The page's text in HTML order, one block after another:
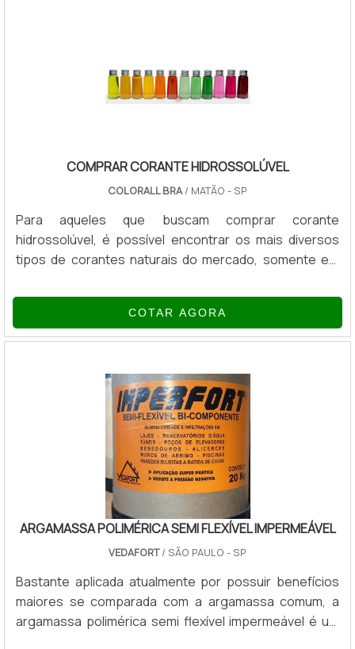
COMPRAR CORANTE HIDROSSOLÚVEL
COLORALL BRA/ MATÃO - SP
Para aqueles que buscam comprar corante
hidrossolúvel, é possível encontrar os mais diversos
tipos de corantes naturais do mercado, somente em
corante hidrossolúvel é um produto que se mistura ou é
diluído mais facilmente na água antes de ser aplicado.
Abaixo algumas possibilidades de aplicação do corante
Embutidos; Carne; Salsicha; Massa; Molho; Temperos;
Condimentos; Sopas; Mistura para bolo;.
COTAR AGORA
ARGAMASSA POLIMÉRICA SEMI FLEXÍVEL IMPERMEÁVEL
VEDAFORT/ SÃO PAULO - SP
Bastante aplicada atualmente por possuir benefícios
maiores se comparada com a argamassa comum, a
argamassa polimérica semi flexível impermeável é um